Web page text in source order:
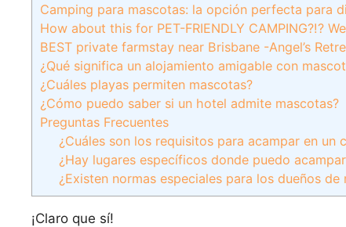
Camping para mascotas: la opción perfecta para
How about this for PET-FRIENDLY CAMPING?!?
BEST private farmstay near Brisbane -Angel’s
¿Qué significa un alojamiento amigable con
¿Cuáles playas permiten mascotas?
¿Cómo puedo saber si un hotel admite mascotas?
Preguntas Frecuentes
¿Cuáles son los requisitos para acampar en
¿Hay lugares específicos donde puedo
¿Existen normas especiales para los dueños
¡Claro que sí!